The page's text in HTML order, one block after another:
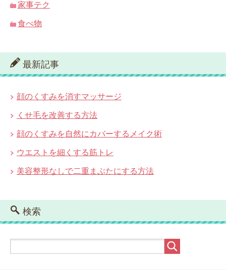
家事テク
食べ物
最新記事
顔のくすみを消すマッサージ
くせ毛を改善する方法
顔のくすみを自然にカバーするメイク術
ウエストを細くする筋トレ
美容整形なしで二重まぶたにする方法
検索